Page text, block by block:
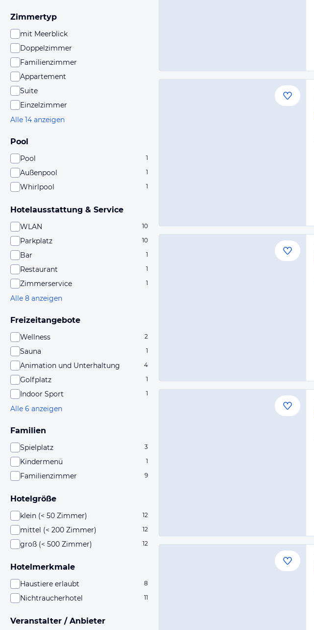
Zimmertyp
mit Meerblick
Doppelzimmer
Familienzimmer
Appartement
Suite
Einzelzimmer
Alle 14 anzeigen
Pool
Pool 1
Außenpool 1
Whirlpool 1
Hotelausstattung & Service
WLAN 10
Parkplatz 10
Bar 1
Restaurant 1
Zimmerservice 1
Alle 8 anzeigen
Freizeitangebote
Wellness 2
Sauna 1
Animation und Unterhaltung 4
Golfplatz 1
Indoor Sport 1
Alle 6 anzeigen
Familien
Spielplatz 3
Kindermenü 1
Familienzimmer 9
Hotelgröße
klein (< 50 Zimmer) 12
mittel (< 200 Zimmer) 12
groß (< 500 Zimmer) 12
Hotelmerkmale
Haustiere erlaubt 8
Nichtraucherhotel 11
Veranstalter / Anbieter